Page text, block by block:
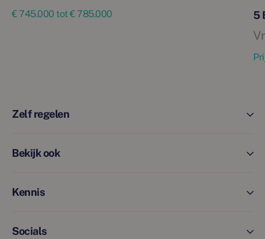
€ 745.000 tot € 785.000 5
Zelf regelen
Bekijk ook
Kennis
Socials